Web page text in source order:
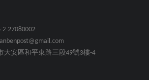
27080002
大安區和平東路三段49號3樓-4